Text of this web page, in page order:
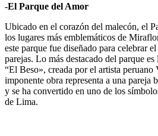
-El Parque del Amor
Ubicado en el corazón del malecón, el
los lugares más emblemáticos de
este parque fue diseñado para celebrar
parejas. Lo más destacado del parque
“El Beso», creada por el artista
imponente obra representa a una pareja
y se ha convertido en uno de los
de Lima.